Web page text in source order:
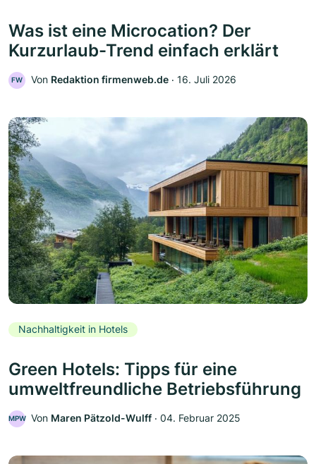
Was ist eine Microcation? Der
Kurzurlaub-Trend einfach erklärt
FW Von Redaktion firmenweb.de ‧ 16. Juli 2026
Nachhaltigkeit in Hotels
Green Hotels: Tipps für eine
umweltfreundliche Betriebsführung
MPW Von Maren Pätzold-Wulff ‧ 04. Februar 2025